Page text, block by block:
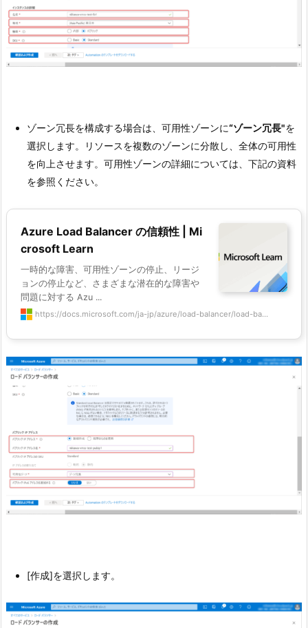
ゾーン冗長を構成する場合は、可用性ゾーンに“ゾーン冗長"を
選択します。リソースを複数のゾーンに分散し、全体の可用性
を向上させます。可用性ゾーンの詳細については、下記の資料
を参照ください。
Azure Load Balancer の信頼性 | Mi
crosoft Learn
一時的な障害、可用性ゾーンの停止、リージ
ョンの停止など、さまざまな潜在的な障害や
問題に対する Azu ...
https://docs.microsoft.com/ja-jp/azure/load-balancer/load-ba...
[作成]を選択します。